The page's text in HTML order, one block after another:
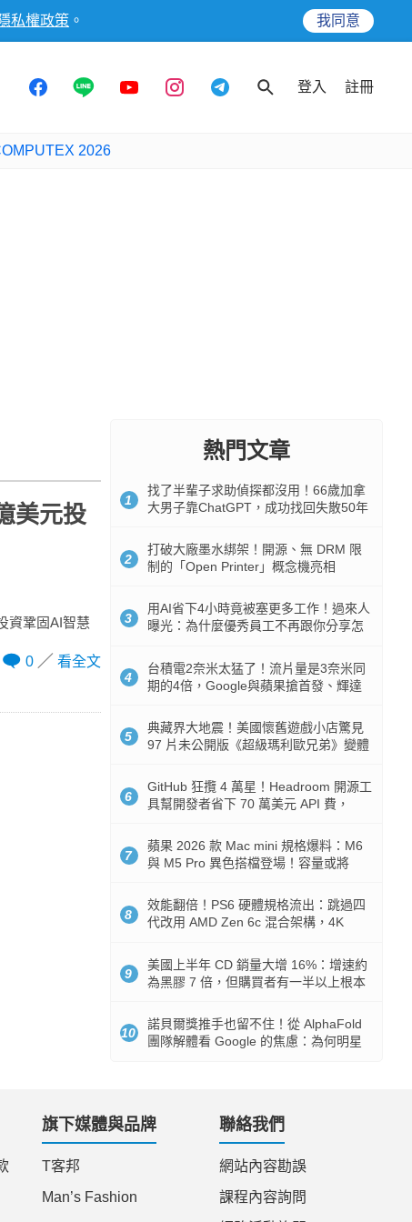
隱私權政策 。 我同意
登入 註冊
2026
美元投
資鞏固AI智慧
0
看全文
熱門文章
1
找了半輩子求助偵探都沒用！66歲加拿
大男子靠ChatGPT，成功找回失散50年
2
打破大廠墨水綁架！開源、無 DRM 限
制的「Open Printer」概念機亮相
3
用AI省下4小時竟被塞更多工作！過來人
曝光：為什麼優秀員工不再跟你分享怎
4
台積電2奈米太猛了！流片量是3奈米同
期的4倍，Google與蘋果搶首發、輝達
5
典藏界大地震！美國懷舊遊戲小店驚見
97 片未公開版《超級瑪利歐兄弟》變體
6
GitHub 狂攬 4 萬星！Headroom 開源工
具幫開發者省下 70 萬美元 API 費，
7
蘋果 2026 款 Mac mini 規格爆料：M6
與 M5 Pro 異色搭檔登場！容量或將
8
效能翻倍！PS6 硬體規格流出：跳過四
代改用 AMD Zen 6c 混合架構，4K
9
美國上半年 CD 銷量大增 16%：增速約
為黑膠 7 倍，但購買者有一半以上根本
10
諾貝爾獎推手也留不住！從 AlphaFold
團隊解體看 Google 的焦慮：為何明星
旗下媒體與品牌
T客邦
Man’s Fashion
聯絡我們
網站內容勘誤
課程內容詢問